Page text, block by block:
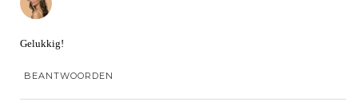
Gelukkig!
BEANTWOORDEN